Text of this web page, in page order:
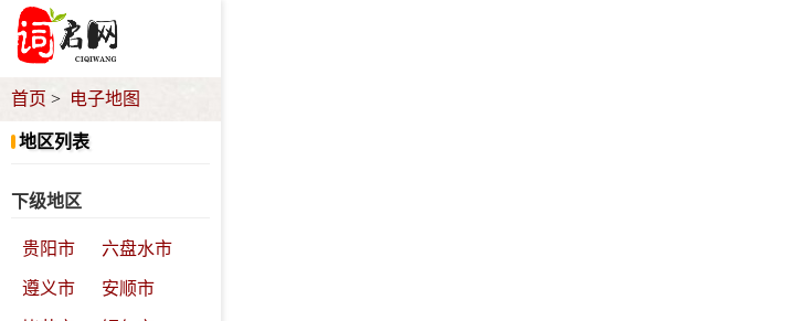
首页 电子地图
地区列表
下级地区
贵阳市 六盘水市
遵义市 安顺市